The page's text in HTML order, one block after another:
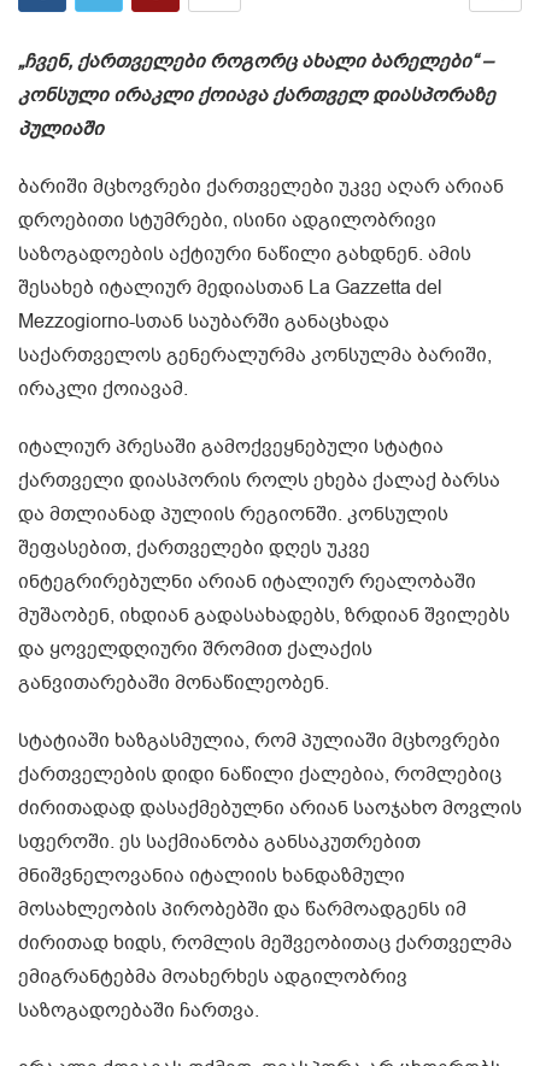
„ჩვენ, ქართველები როგორც ახალი ბარელები“ –
კონსული ირაკლი ქოიავა ქართველ დიასპორაზე
პულიაში
ბარიში მცხოვრები ქართველები უკვე აღარ არიან
დროებითი სტუმრები, ისინი ადგილობრივი
საზოგადოების აქტიური ნაწილი გახდნენ. ამის
შესახებ იტალიურ მედიასთან La Gazzetta del
Mezzogiorno-სთან საუბარში განაცხადა
საქართველოს გენერალურმა კონსულმა ბარიში,
ირაკლი ქოიავამ.
იტალიურ პრესაში გამოქვეყნებული სტატია
ქართველი დიასპორის როლს ეხება ქალაქ ბარსა
და მთლიანად პულიის რეგიონში. კონსულის
შეფასებით, ქართველები დღეს უკვე
ინტეგრირებულნი არიან იტალიურ რეალობაში
მუშაობენ, იხდიან გადასახადებს, ზრდიან შვილებს
და ყოველდღიური შრომით ქალაქის
განვითარებაში მონაწილეობენ.
სტატიაში ხაზგასმულია, რომ პულიაში მცხოვრები
ქართველების დიდი ნაწილი ქალებია, რომლებიც
ძირითადად დასაქმებულნი არიან საოჯახო მოვლის
სფეროში. ეს საქმიანობა განსაკუთრებით
მნიშვნელოვანია იტალიის ხანდაზმული
მოსახლეობის პირობებში და წარმოადგენს იმ
ძირითად ხიდს, რომლის მეშვეობითაც ქართველმა
ემიგრანტებმა მოახერხეს ადგილობრივ
საზოგადოებაში ჩართვა.